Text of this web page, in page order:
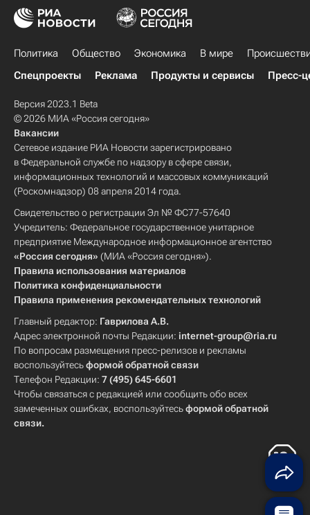
Политика Общество Экономика В мире
Спецпроекты
Реклама Продукты и сервисы Пресс-
Версия 2023.1 Beta
© 2026 МИА «Россия сегодня»
Вакансии
Сетевое издание РИА Новости зарегистрировано
в Федеральной службе по надзору в сфере связи,
информационных технологий и массовых коммуникаций
(Роскомнадзор) 08 апреля 2014 года.
Свидетельство о регистрации Эл № ФС77-57640
Учредитель: Федеральное государственное унитарное
предприятие Международное информационное агентство
«Россия сегодня» (МИА «Россия сегодня»).
Правила использования материалов
Политика конфиденциальности
Правила применения рекомендательных технологий
Главный редактор: Гаврилова А.В.
Адрес электронной почты Редакции: internet-group@ria.ru
По вопросам размещения пресс-релизов и рекламы
воспользуйтесьформой обратной связи
Телефон Редакции: 7 (495) 645-6601
Чтобы связаться с редакцией или сообщить обо всех
замеченных ошибках, воспользуйтесьформой обратной
связи.